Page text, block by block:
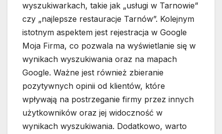
wyszukiwarkach, takie jak „usługi w Tarnowie”
czy „najlepsze restauracje Tarnów”. Kolejnym
istotnym aspektem jest rejestracja w Google
Moja Firma, co pozwala na wyświetlanie się w
wynikach wyszukiwania oraz na mapach
Google. Ważne jest również zbieranie
pozytywnych opinii od klientów, które
wpływają na postrzeganie firmy przez innych
użytkowników oraz jej widoczność w
wynikach wyszukiwania. Dodatkowo, warto